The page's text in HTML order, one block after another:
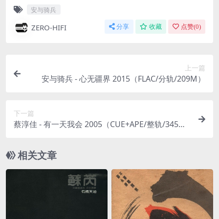
安与骑兵
ZERO-HIFI 分享 收藏 点赞(0)
上一篇
安与骑兵 - 心无疆界 2015（FLAC/分轨/209M）
下一篇
蔡淳佳 - 有一天我会 2005（CUE+APE/整轨/345
相关文章